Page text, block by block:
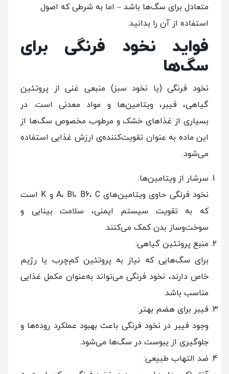
متعادل برای سگ‌ها باشد – اما به شرطی که اصول
استفاده از آن را بدانید.
فواید نخود فرنگی برای
سگ‌ها
نخود فرنگی (یا نخود سبز) منبعی غنی از پروتئین
گیاهی، فیبر، ویتامین‌ها و مواد معدنی است. در
بسیاری از غذاهای خشک و مرطوب مخصوص سگ‌ها از
این ماده به عنوان تقویت‌کننده‌ی ارزش غذایی استفاده
می‌شود.
سرشار از ویتامین‌ها:
نخود فرنگی حاوی ویتامین‌های A، B1، B6، C و K است
که به تقویت سیستم ایمنی، سلامت بینایی و
سوخت‌وساز بدن کمک می‌کنند.
منبع پروتئین گیاهی:
برای سگ‌هایی که نیاز به پروتئین کم‌چرب یا رژیم
خاص دارند، نخود فرنگی می‌تواند به‌عنوان مکمل غذایی
مناسب باشد.
فیبر برای هضم بهتر:
وجود فیبر در نخود فرنگی باعث بهبود عملکرد روده‌ها و
جلوگیری از یبوست در سگ‌ها می‌شود.
ضد التهاب طبیعی: